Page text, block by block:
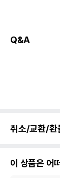
Q&A
취소/교환/
이 상품은 어